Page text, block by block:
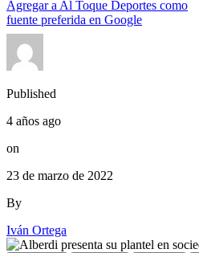
Agregar a Al Toque Deportes como
fuente preferida en Google
Published
4 años ago
on
23 de marzo de 2022
By
Iván Ortega